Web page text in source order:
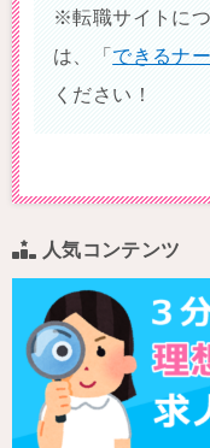
※転職サイトに
は、「できるナ
ください！
人気コンテンツ